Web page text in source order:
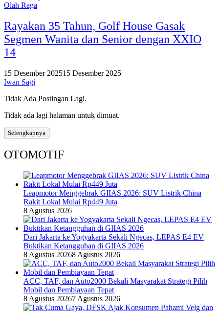
Olah Raga
Rayakan 35 Tahun, Golf House Gasak
Segmen Wanita dan Senior dengan XXIO
14
15 Desember 202515 Desember 2025
Iwan Sagi
Tidak Ada Postingan Lagi.
Tidak ada lagi halaman untuk dimuat.
Selengkapnya
OTOMOTIF
Leapmotor Menggebrak GIIAS 2026: SUV Listrik China
Rakit Lokal Mulai Rp449 Juta
8 Agustus 2026
Dari Jakarta ke Yogyakarta Sekali Ngecas, LEPAS E4 EV
Buktikan Ketangguhan di GIIAS 2026
8 Agustus 20268 Agustus 2026
ACC, TAF, dan Auto2000 Bekali Masyarakat Strategi Pilih
Mobil dan Pembiayaan Tepat
8 Agustus 20267 Agustus 2026